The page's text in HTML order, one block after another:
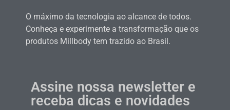
O máximo da tecnologia ao alcance de todos.
Conheça e experimente a transformação que os
produtos Millbody tem trazido ao Brasil.
Assine nossa newsletter e
receba dicas e novidades